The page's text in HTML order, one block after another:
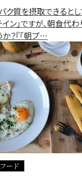
ク質を摂取できると
イン」ですが、朝食代
？『「朝プ…
ード